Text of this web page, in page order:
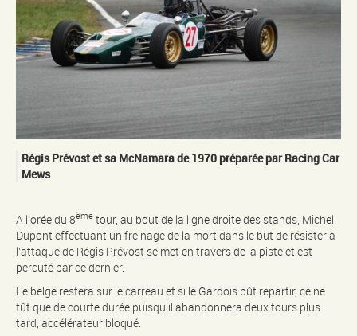
Régis Prévost et sa McNamara de 1970 préparée par Racing Car
Mews
A l’orée du 8ème tour, au bout de la ligne droite des stands, Michel
Dupont effectuant un freinage de la mort dans le but de résister à
l’attaque de Régis Prévost se met en travers de la piste et est
percuté par ce dernier.
Le belge restera sur le carreau et si le Gardois pût repartir, ce ne
fût que de courte durée puisqu’il abandonnera deux tours plus
tard, accélérateur bloqué.